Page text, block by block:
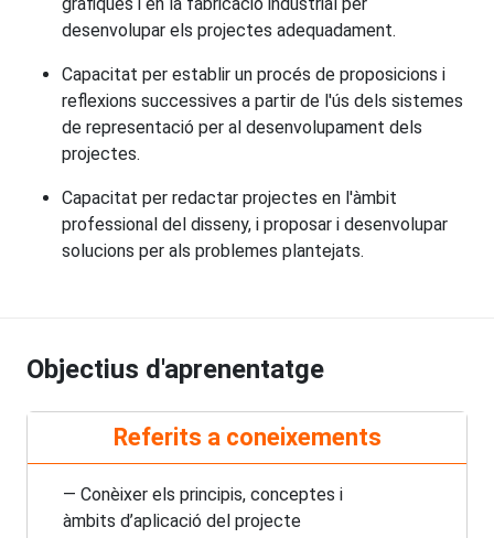
desenvolupar els projectes adequadament.
Capacitat per establir un procés de proposicions i
reflexions successives a partir de l'ús dels sistemes
de representació per al desenvolupament dels
projectes.
Capacitat per redactar projectes en l'àmbit
professional del disseny, i proposar i desenvolupar
solucions per als problemes plantejats.
Objectius d'aprenentatge
Referits a coneixements
— Conèixer els principis, conceptes i
àmbits d’aplicació del projecte